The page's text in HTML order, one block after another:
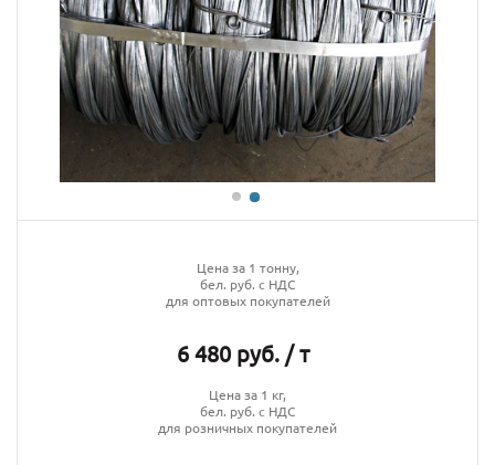
Цена за 1 тонну,
бел. руб. с НДС
для оптовых покупателей
6 480 руб. / т
Цена за 1 кг,
бел. руб. с НДС
для розничных покупателей